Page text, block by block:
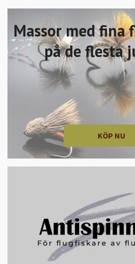
Massor med fina
på de flesta
KÖP NU